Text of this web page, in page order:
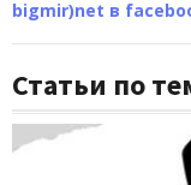
bigmir)net в
Статьи по